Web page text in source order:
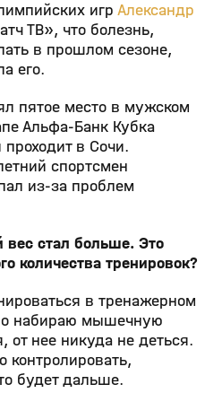
игр Александр
ТВ», что болезнь,
в прошлом сезоне,
его.
пятое место в мужском
Альфа‑Банк Кубка
в Сочи.
спортсмен
из‑за проблем
вес стал больше. Это
количества тренировок?
в тренажерном
набираю мышечную
от нее никуда не деться.
контролировать,
будет дальше.